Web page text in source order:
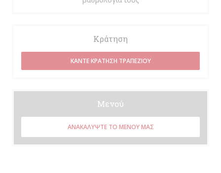
Κράτηση
ΚΆΝΤΕ ΚΡΆΤΗΣΗ ΤΡΑΠΕΖΙΟΎ
Μενού
ΑΝΑΚΑΛΎΨΤΕ ΤΟ ΜΕΝΟΎ ΜΑΣ